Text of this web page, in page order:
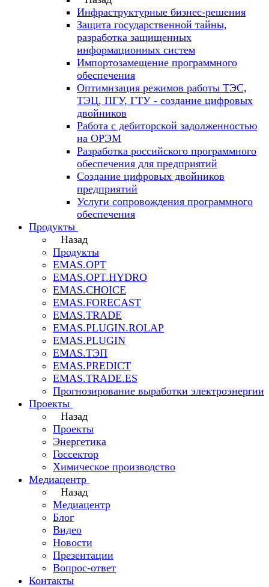
Инфраструктурные бизнес-решения
Защита государственной тайны,
разработка защищенных
информационных систем
Импортозамещение программного
обеспечения
Оптимизация режимов работы ТЭС,
ТЭЦ, ПГУ, ГТУ - создание цифровых
двойников
Работа с дебиторской задолженностью
на ОРЭМ
Разработка российского программного
обеспечения для предприятий
Создание цифровых двойников
предприятий
Услуги сопровождения программного
обеспечения
Продукты
Назад
Продукты
EMAS.OPT
EMAS.OPT.HYDRO
EMAS.CHOICE
EMAS.FORECAST
EMAS.TRADE
EMAS.PLUGIN.ROLAP
EMAS.PLUGIN
EMAS.ТЭП
EMAS.PREDICT
EMAS.TRADE.ES
Прогнозирование выработки электроэнергии
Проекты
Назад
Проекты
Энергетика
Госсектор
Химическое производство
Медиацентр
Назад
Медиацентр
Блог
Видео
Новости
Презентации
Вопрос-ответ
Контакты